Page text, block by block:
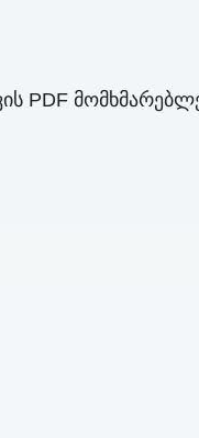
PDF